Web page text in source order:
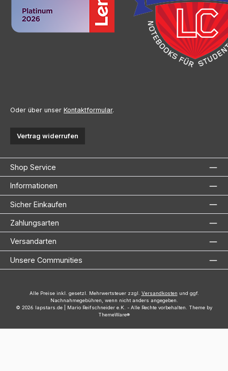
Oder über unser Kontaktformular.
Vertrag widerrufen
Shop Service
Informationen
Sicher Einkaufen
Zahlungsarten
Versandarten
Unsere Communities
Alle Preise inkl. gesetzl. Mehrwertsteuer zzgl. Versandkosten und ggf.
Nachnahmegebühren, wenn nicht anders angegeben.
© 2026 lapstars.de | Mario Reifschneider e.K. - Alle Rechte vorbehalten. Theme by
ThemeWare®